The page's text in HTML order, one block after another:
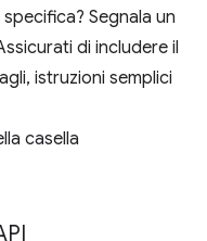
Segnala un
di includere il
istruzioni semplici
casella